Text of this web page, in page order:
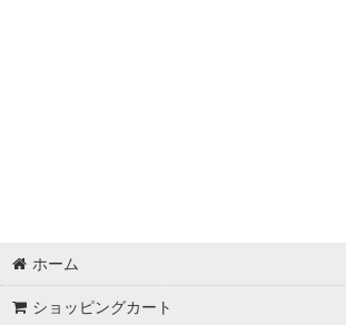
ホーム
ショッピングカート